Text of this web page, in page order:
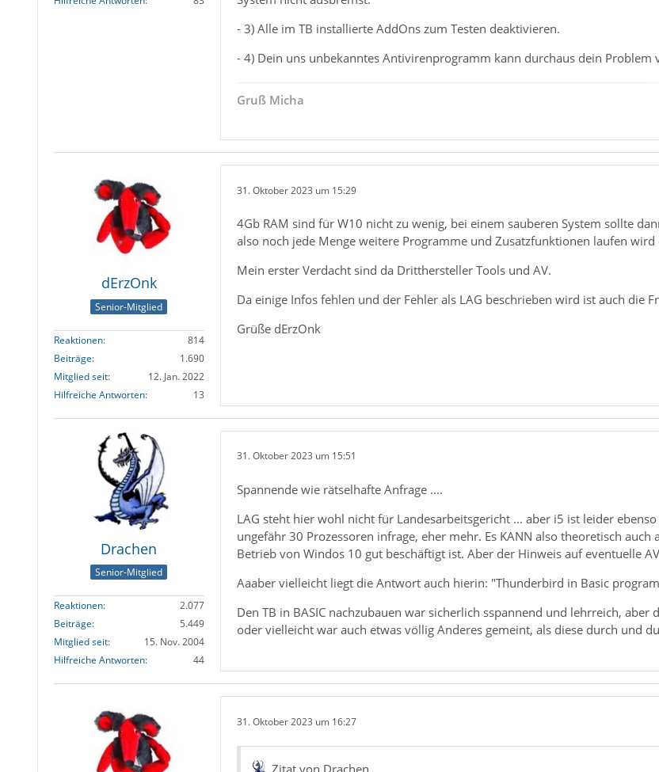
- 3) Alle im TB installierte AddOns zum Testen deaktivieren.
- 4) Dein uns unbekanntes Antivirenprogramm kann durchaus dein Problem
Gruß Micha
dErzOnk
Senior-Mitglied
Reaktionen
814
Beiträge
1.690
Mitglied seit
12. Jan. 2022
Hilfreiche Antworten
13
31. Oktober 2023 um 15:29
4Gb RAM sind für W10 nicht zu wenig, bei einem sauberen System sollte
also noch jede Menge weitere Programme und Zusatzfunktionen laufen wird
Mein erster Verdacht sind da Dritthersteller Tools und AV.
Da einige Infos fehlen und der Fehler als LAG beschrieben wird ist auch die
Grüße dErzOnk
Drachen
Senior-Mitglied
Reaktionen
2.077
Beiträge
5.449
Mitglied seit
15. Nov. 2004
Hilfreiche Antworten
44
31. Oktober 2023 um 15:51
Spannende wie rätselhafte Anfrage ....
LAG steht hier wohl nicht für Landesarbeitsgericht ... aber i5 ist leider
ungefähr 30 Prozessoren infrage, eher mehr. Es KANN also theoretisch
Betrieb von Windos 10 gut beschäftigt ist. Aber der Hinweis auf eventuelle
Aaaber vielleicht liegt die Antwort auch hierin: "Thunderbird in Basic
Den TB in BASIC nachzubauen war sicherlich sspannend und lehrreich,
oder vielleicht war auch etwas völlig Anderes gemeint, als diese durch und
31. Oktober 2023 um 16:27
Zitat von Drachen